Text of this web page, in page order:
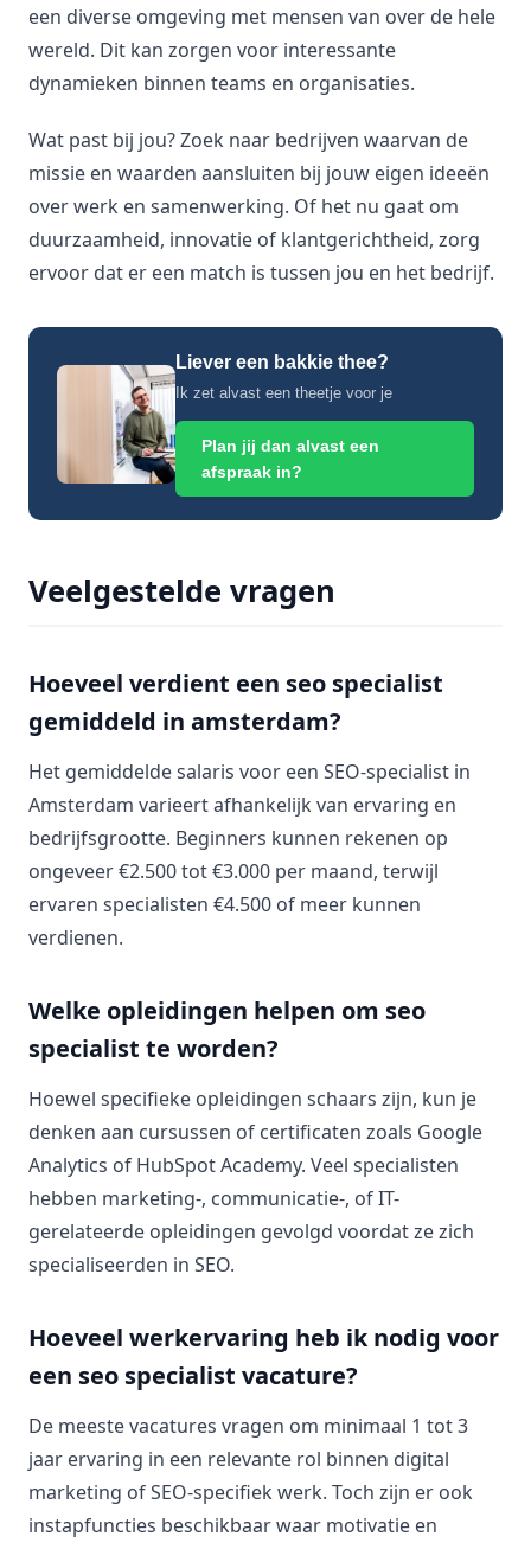
een diverse omgeving met mensen van over de hele
wereld. Dit kan zorgen voor interessante
dynamieken binnen teams en organisaties.
Wat past bij jou? Zoek naar bedrijven waarvan de
missie en waarden aansluiten bij jouw eigen ideeën
over werk en samenwerking. Of het nu gaat om
duurzaamheid, innovatie of klantgerichtheid, zorg
ervoor dat er een match is tussen jou en het bedrijf.
Liever een bakkie thee?
Ik zet alvast een theetje voor je
Plan jij dan alvast een
afspraak in?
Veelgestelde vragen
Hoeveel verdient een seo specialist
gemiddeld in amsterdam?
Het gemiddelde salaris voor een SEO-specialist in
Amsterdam varieert afhankelijk van ervaring en
bedrijfsgrootte. Beginners kunnen rekenen op
ongeveer €2.500 tot €3.000 per maand, terwijl
ervaren specialisten €4.500 of meer kunnen
verdienen.
Welke opleidingen helpen om seo
specialist te worden?
Hoewel specifieke opleidingen schaars zijn, kun je
denken aan cursussen of certificaten zoals Google
Analytics of HubSpot Academy. Veel specialisten
hebben marketing-, communicatie-, of IT-
gerelateerde opleidingen gevolgd voordat ze zich
specialiseerden in SEO.
Hoeveel werkervaring heb ik nodig voor
een seo specialist vacature?
De meeste vacatures vragen om minimaal 1 tot 3
jaar ervaring in een relevante rol binnen digital
marketing of SEO-specifiek werk. Toch zijn er ook
instapfuncties beschikbaar waar motivatie en